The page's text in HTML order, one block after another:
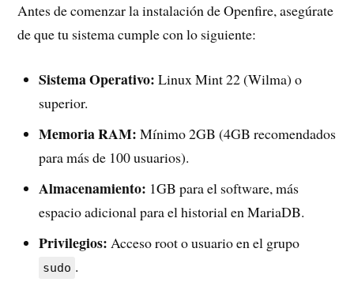
Antes de comenzar la instalación de Openfire, asegúrate
de que tu sistema cumple con lo siguiente:
Sistema Operativo: Linux Mint 22 (Wilma) o
superior.
Memoria RAM: Mínimo 2GB (4GB recomendados
para más de 100 usuarios).
Almacenamiento: 1GB para el software, más
espacio adicional para el historial en MariaDB.
Privilegios: Acceso root o usuario en el grupo
sudo .